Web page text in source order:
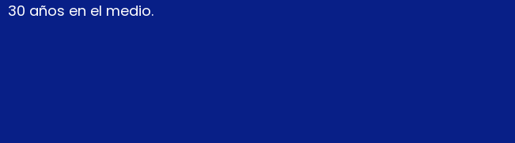
30 años en el medio.